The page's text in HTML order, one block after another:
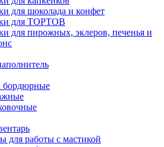
для шоколада и конфет
для ТОРТОВ
для пирожных, эклеров, печенья и
бордюрные
для работы с мастикой